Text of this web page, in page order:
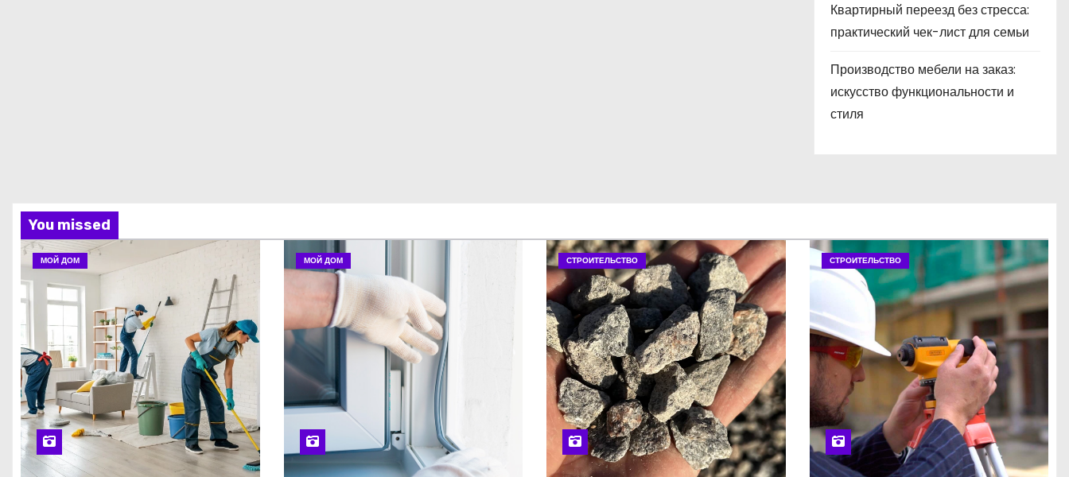
Квартирный переезд без стресса:
практический чек-лист для семьи
Производство мебели на заказ:
искусство функциональности и
стиля
You missed
МОЙ ДОМ МОЙ ДОМ СТРОИТЕЛЬСТВО СТРОИТЕЛЬСТВО